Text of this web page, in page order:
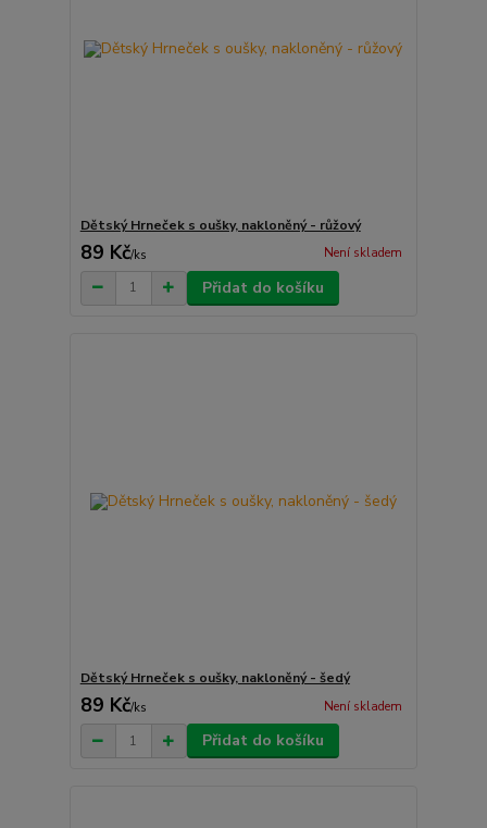
Dětský Hrneček s oušky, nakloněný - růžový
89 Kč/ks Není skladem
Přidat do košíku
Dětský Hrneček s oušky, nakloněný - šedý
89 Kč/ks Není skladem
Přidat do košíku